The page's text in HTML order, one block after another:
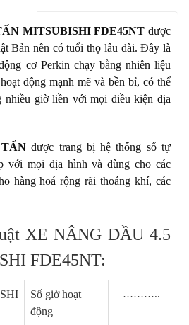
MITSUBISHI FDE45NT được
Bản nên có tuổi thọ lâu dài. Đây là
cơ Perkin chạy bằng nhiên liệu
động mạnh mẽ và bền bỉ, có thể
nhiều giờ liền với mọi điều kiện địa
được trang bị hệ thống số tự
với mọi địa hình và dùng cho các
hàng hoá rộng rãi thoáng khí, các
XE NÂNG DẦU 4.5
FDE45NT:
Số giờ hoạt
động
………..